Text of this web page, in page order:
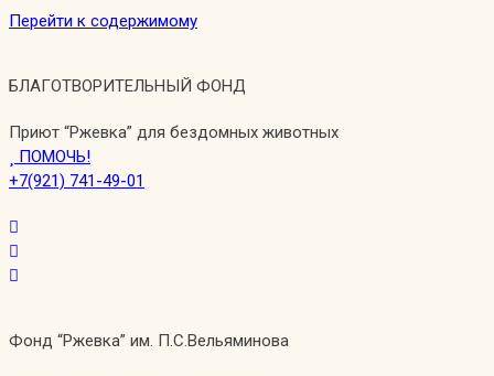
Перейти к содержимому
БЛАГОТВОРИТЕЛЬНЫЙ ФОНД
Приют “Ржевка” для бездомных животных
ПОМОЧЬ!
+7(921) 741-49-01
Фонд “Ржевка” им. П.С.Вельяминова